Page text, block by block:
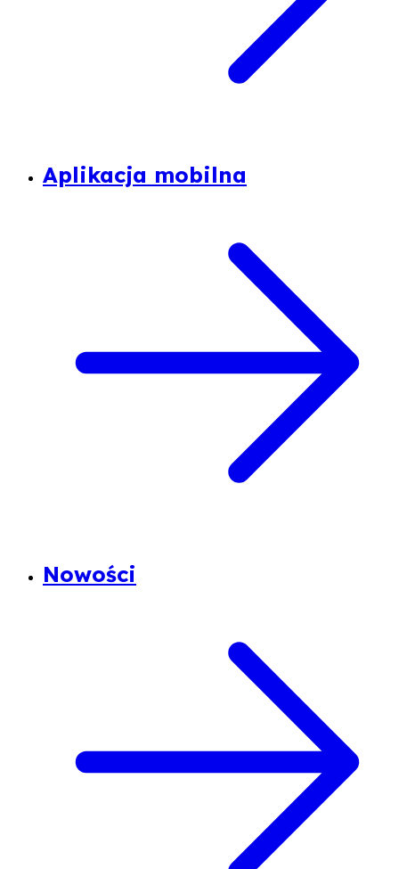
Aplikacja mobilna
Nowości